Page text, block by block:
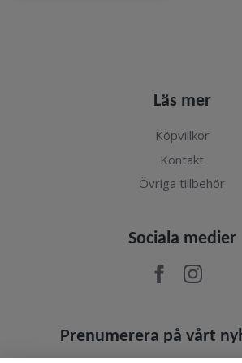
Läs mer
Köpvillkor
Kontakt
Övriga tillbehör
Sociala medier
Prenumerera på vårt